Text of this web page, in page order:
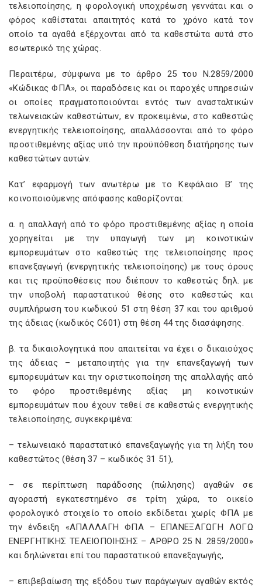
τελειοποίησης, η φορολογική υποχρέωση γεννάται και ο
φόρος καθίσταται απαιτητός κατά το χρόνο κατά τον
οποίο τα αγαθά εξέρχονται από τα καθεστώτα αυτά στο
εσωτερικό της χώρας.
Περαιτέρω, σύμφωνα με το άρθρο 25 του Ν.2859/2000
«Κώδικας ΦΠΑ», οι παραδόσεις και οι παροχές υπηρεσιών
οι οποίες πραγματοποιούνται εντός των ανασταλτικών
τελωνειακών καθεστώτων, εν προκειμένω, στο καθεστώς
ενεργητικής τελειοποίησης, απαλλάσσονται από το φόρο
προστιθεμένης αξίας υπό την προϋπόθεση διατήρησης των
καθεστώτων αυτών.
Κατ’ εφαρμογή των ανωτέρω με το Κεφάλαιο Β’ της
κοινοποιούμενης απόφασης καθορίζονται:
α. η απαλλαγή από το φόρο προστιθεμένης αξίας η οποία
χορηγείται με την υπαγωγή των μη κοινοτικών
εμπορευμάτων στο καθεστώς της τελειοποίησης προς
επανεξαγωγή (ενεργητικής τελειοποίησης) με τους όρους
και τις προϋποθέσεις που διέπουν το καθεστώς δηλ. με
την υποβολή παραστατικού θέσης στο καθεστώς και
συμπλήρωση του κωδικού 51 στη θέση 37 και του αριθμού
της άδειας (κωδικός C601) στη θέση 44 της διασάφησης.
β. τα δικαιολογητικά που απαιτείται να έχει ο δικαιούχος
της άδειας – μεταποιητής για την επανεξαγωγή των
εμπορευμάτων και την οριστικοποίηση της απαλλαγής από
το φόρο προστιθεμένης αξίας μη κοινοτικών
εμπορευμάτων που έχουν τεθεί σε καθεστώς ενεργητικής
τελειοποίησης, συγκεκριμένα:
– τελωνειακό παραστατικό επανεξαγωγής για τη λήξη του
καθεστώτος (θέση 37 – κωδικός 31 51),
– σε περίπτωση παράδοσης (πώλησης) αγαθών σε
αγοραστή εγκατεστημένο σε τρίτη χώρα, το οικείο
φορολογικό στοιχείο το οποίο εκδίδεται χωρίς ΦΠΑ με
την ένδειξη «ΑΠΑΛΛΑΓΗ ΦΠΑ – ΕΠΑΝΕΞΑΓΩΓΗ ΛΟΓΩ
ΕΝΕΡΓΗΤΙΚΗΣ ΤΕΛΕΙΟΠΟΙΗΣΗΣ – ΑΡΘΡΟ 25 Ν. 2859/2000»
και δηλώνεται επί του παραστατικού επανεξαγωγής,
– επιβεβαίωση της εξόδου των παράγωγων αγαθών εκτός